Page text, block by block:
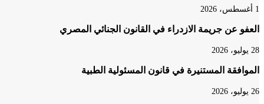
1 أغسطس، 2026
العفو عن جريمة الازدراء في القانون الجنائي المصري
28 يوليو، 2026
الموافقة المستنيرة في قانون المسئولية الطبية
26 يوليو، 2026